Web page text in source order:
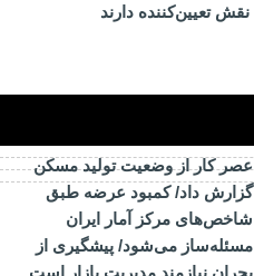
نقش تعیین‌کننده دارند
عصر کار از وضعیت تولید مسکن
گزارش داد/ کمبود عرضه طبق
شاخص‌های مرکز آمار ایران
مسئله‌ساز می‌شود/ پیشگیری از
بحران نیازمند مدیریت بازار است